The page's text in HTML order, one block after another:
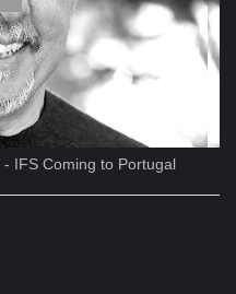
- IFS Coming to Portugal